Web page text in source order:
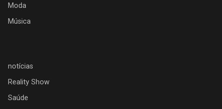
Moda
Música
notícias
Reality Show
Saúde